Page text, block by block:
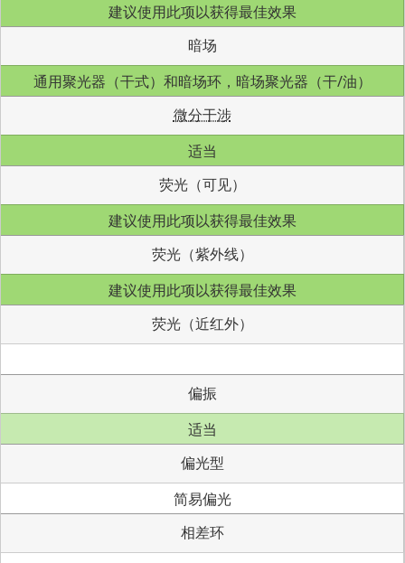
建议使用此项以获得最佳效果
暗场
通用聚光器（干式）和暗场环，暗场聚光器（干/油）
微分干涉
适当
荧光（可见）
建议使用此项以获得最佳效果
荧光（紫外线）
建议使用此项以获得最佳效果
荧光（近红外）
偏振
适当
偏光型
简易偏光
相差环